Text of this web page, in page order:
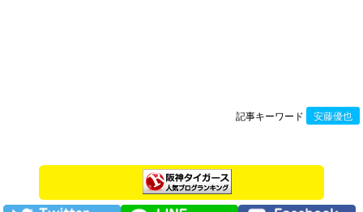
記事キーワード 安藤優也